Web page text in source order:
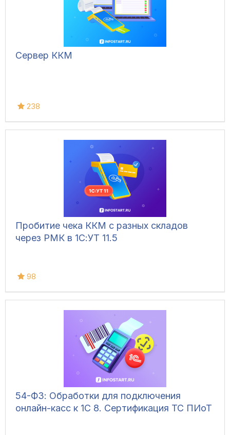
Сервер ККМ
238
Пробитие чека ККМ с разных складов
через РМК в 1С:УТ 11.5
98
54-ФЗ: Обработки для подключения
онлайн-касс к 1С 8. Сертификация ТС ПИоТ